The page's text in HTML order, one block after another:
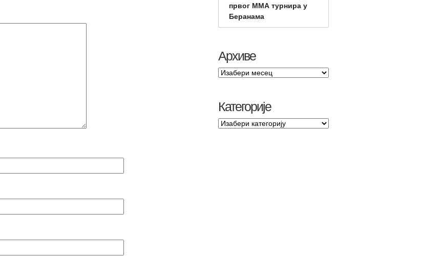
првог ММА турнира у
Беранама
Архиве
Категорије